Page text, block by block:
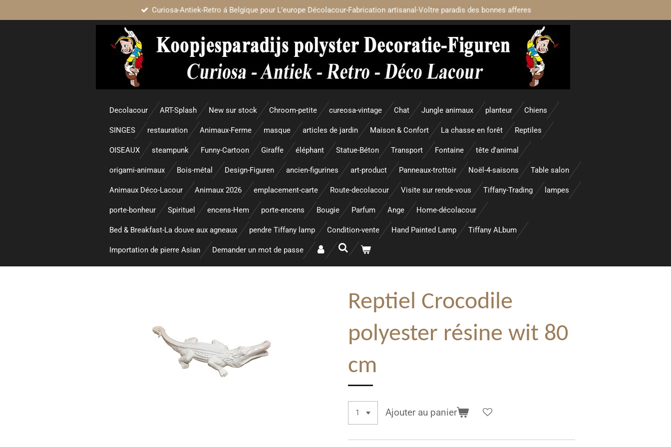
Curiosa-Antiek-Retro á Belgique pour L’europe Décolacour-Fabrication artisanal-Voltre paradis des bonnes afferes
Decolacour ART-Splash New sur stock Chroom-petite cureosa-vintage Chat Jungle animaux planteur Chiens
SINGES restauration Animaux-Ferme masque articles de jardin Maison & Confort La chasse en forêt Reptiles
OISEAUX steampunk Funny-Cartoon Giraffe éléphant Statue-Béton Transport Fontaine tête d'animal
origami-animaux Bois-métal Design-Figuren ancien-figurines art-product Panneaux-trottoir Noël-4-saisons Table salon
Animaux Déco-Lacour Animaux 2026 emplacement-carte Route-decolacour Visite sur rende-vous Tiffany-Trading lampes
porte-bonheur Spirituel encens-Hem porte-encens Bougie Parfum Ange Home-décolacour
Bed & Breakfast-La douve aux agneaux pendre Tiffany lamp Condition-vente Hand Painted Lamp Tiffany ALbum
Importation de pierre Asian Demander un mot de passe
Reptiel Crocodile
polyester résine wit 80
cm
Ajouter au panier